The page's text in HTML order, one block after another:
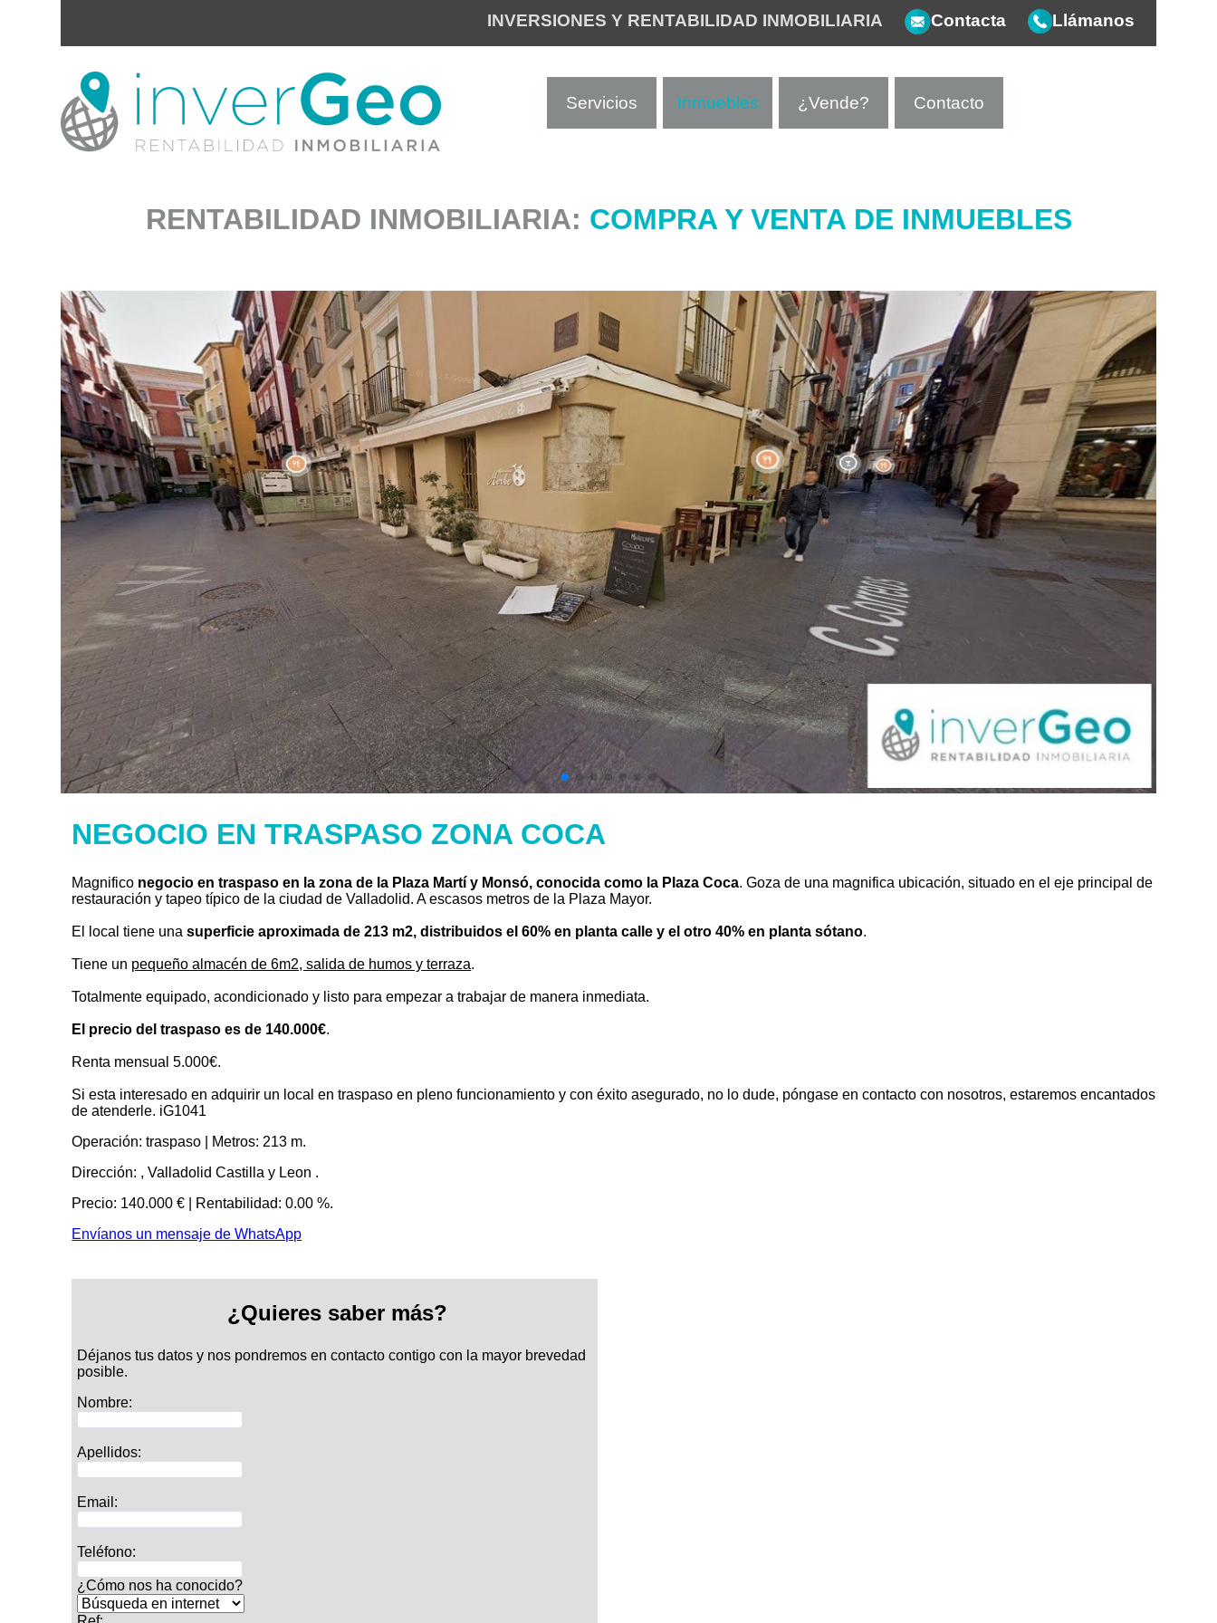
INVERSIONES Y RENTABILIDAD INMOBILIARIA Contacta Llámanos
Servicios Inmuebles ¿Vende? Contacto
RENTABILIDAD INMOBILIARIA: COMPRA Y VENTA DE INMUEBLES
NEGOCIO EN TRASPASO ZONA COCA
Magnifico negocio en traspaso en la zona de la Plaza Martí y Monsó, conocida como la Plaza Coca. Goza de una magnifica ubicación, situado en el eje principal de
restauración y tapeo típico de la ciudad de Valladolid. A escasos metros de la Plaza Mayor.
El local tiene unasuperficie aproximada de 213 m2, distribuidos el 60% en planta calle y el otro 40% en planta sótano.
Tiene un pequeño almacén de 6m2, salida de humos y terraza.
Totalmente equipado, acondicionado y listo para empezar a trabajar de manera inmediata.
El precio del traspaso es de 140.000€.
Renta mensual 5.000€.
Si esta interesado en adquirir un local en traspaso en pleno funcionamiento y con éxito asegurado, no lo dude, póngase en contacto con nosotros, estaremos encantados
de atenderle. iG1041
Operación: traspaso | Metros: 213 m.
Dirección: , Valladolid Castilla y Leon .
Precio: 140.000 € | Rentabilidad: 0.00 %.
Envíanos un mensaje de WhatsApp
¿Quieres saber más?
Déjanos tus datos y nos pondremos en contacto contigo con la mayor brevedad
posible.
Nombre:
Apellidos:
Email:
Teléfono:
¿Cómo nos ha conocido?